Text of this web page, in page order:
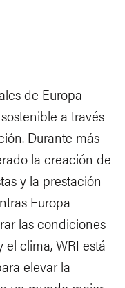
de Europa
a través
Durante más
la creación de
y la prestación
Europa
las condiciones
el clima, WRI está
elevar la